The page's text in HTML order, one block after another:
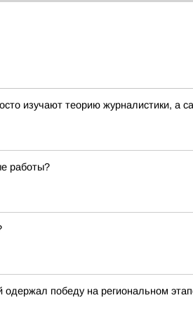
изучают теорию журналистики,
работы?
победу на региональном